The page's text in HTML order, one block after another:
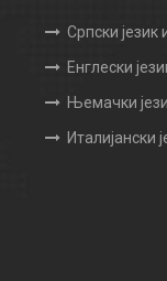
Српски
Енглески
Њемачки
Италијански